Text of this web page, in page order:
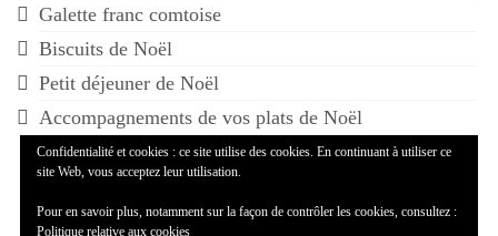
Galette franc comtoise
Biscuits de Noël
Petit déjeuner de Noël
Accompagnements de vos plats de Noël
Confidentialité et cookies : ce site utilise des cookies. En continuant à utiliser ce
site Web, vous acceptez leur utilisation.
Pour en savoir plus, notamment sur la façon de contrôler les cookies, consultez :
Politique relative aux cookies